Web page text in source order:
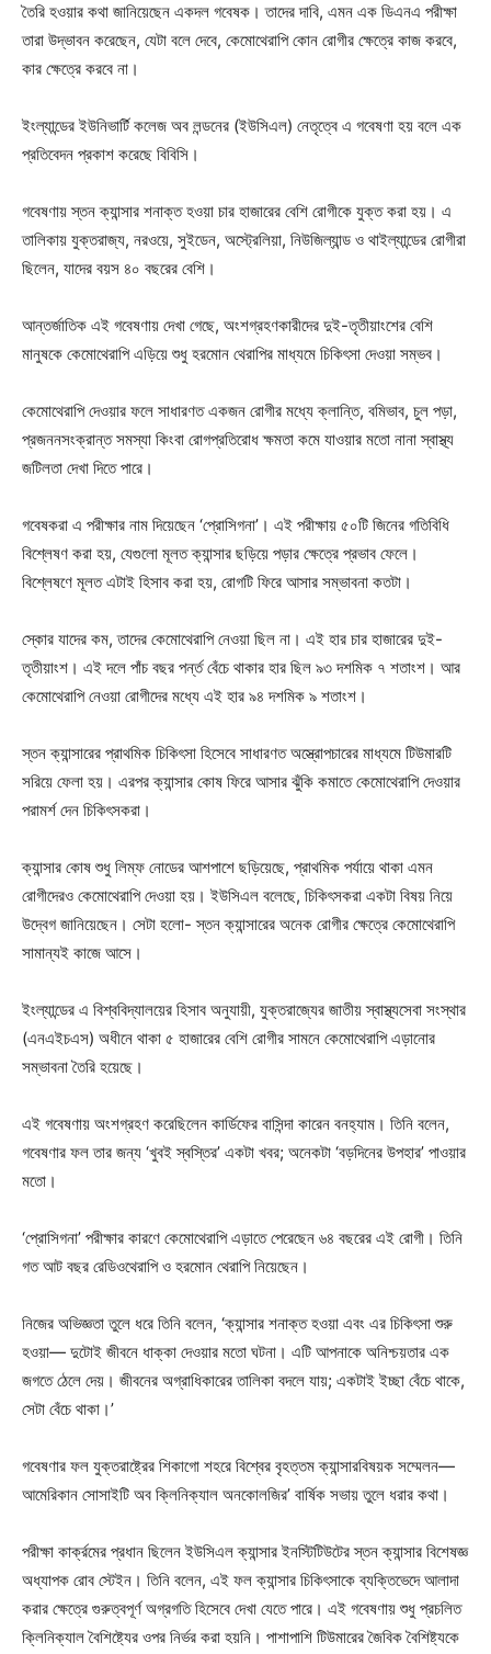
তৈরি হওয়ার কথা জানিয়েছেন একদল গবেষক। তাদের দাবি, এমন এক ডিএনএ পরীক্ষা
তারা উদ্ভাবন করেছেন, যেটা বলে দেবে, কেমোথেরাপি কোন রোগীর ক্ষেত্রে কাজ করবে,
কার ক্ষেত্রে করবে না।
ইংল্যান্ডের ইউনিভার্টি কলেজ অব লন্ডনের (ইউসিএল) নেতৃত্বে এ গবেষণা হয় বলে এক
প্রতিবেদন প্রকাশ করেছে বিবিসি।
গবেষণায় স্তন ক্যান্সার শনাক্ত হওয়া চার হাজারের বেশি রোগীকে যুক্ত করা হয়। এ
তালিকায় যুক্তরাজ্য, নরওয়ে, সুইডেন, অস্ট্রেলিয়া, নিউজিল্যান্ড ও থাইল্যান্ডের রোগীরা
ছিলেন, যাদের বয়স ৪০ বছরের বেশি।
আন্তর্জাতিক এই গবেষণায় দেখা গেছে, অংশগ্রহণকারীদের দুই-তৃতীয়াংশের বেশি
মানুষকে কেমোথেরাপি এড়িয়ে শুধু হরমোন থেরাপির মাধ্যমে চিকিৎসা দেওয়া সম্ভব।
কেমোথেরাপি দেওয়ার ফলে সাধারণত একজন রোগীর মধ্যে ক্লান্তি, বমিভাব, চুল পড়া,
প্রজননসংক্রান্ত সমস্যা কিংবা রোগপ্রতিরোধ ক্ষমতা কমে যাওয়ার মতো নানা স্বাস্থ্য
জটিলতা দেখা দিতে পারে।
গবেষকরা এ পরীক্ষার নাম দিয়েছেন ‘প্রোসিগনা’। এই পরীক্ষায় ৫০টি জিনের গতিবিধি
বিশ্লেষণ করা হয়, যেগুলো মূলত ক্যান্সার ছড়িয়ে পড়ার ক্ষেত্রে প্রভাব ফেলে।
বিশ্লেষণে মূলত এটাই হিসাব করা হয়, রোগটি ফিরে আসার সম্ভাবনা কতটা।
স্কোর যাদের কম, তাদের কেমোথেরাপি নেওয়া ছিল না। এই হার চার হাজারের দুই-
তৃতীয়াংশ। এই দলে পাঁচ বছর পর্ন্ত বেঁচে থাকার হার ছিল ৯৩ দশমিক ৭ শতাংশ। আর
কেমোথেরাপি নেওয়া রোগীদের মধ্যে এই হার ৯৪ দশমিক ৯ শতাংশ।
স্তন ক্যান্সারের প্রাথমিক চিকিৎসা হিসেবে সাধারণত অস্ত্রোপচারের মাধ্যমে টিউমারটি
সরিয়ে ফেলা হয়। এরপর ক্যান্সার কোষ ফিরে আসার ঝুঁকি কমাতে কেমোথেরাপি দেওয়ার
পরামর্শ দেন চিকিৎসকরা।
ক্যান্সার কোষ শুধু লিম্ফ নোডের আশপাশে ছড়িয়েছে, প্রাথমিক পর্যায়ে থাকা এমন
রোগীদেরও কেমোথেরাপি দেওয়া হয়। ইউসিএল বলেছে, চিকিৎসকরা একটা বিষয় নিয়ে
উদ্বেগ জানিয়েছেন। সেটা হলো- স্তন ক্যান্সারের অনেক রোগীর ক্ষেত্রে কেমোথেরাপি
সামান্যই কাজে আসে।
ইংল্যান্ডের এ বিশ্ববিদ্যালয়ের হিসাব অনুযায়ী, যুক্তরাজ্যের জাতীয় স্বাস্থ্যসেবা সংস্থার
(এনএইচএস) অধীনে থাকা ৫ হাজারের বেশি রোগীর সামনে কেমোথেরাপি এড়ানোর
সম্ভাবনা তৈরি হয়েছে।
এই গবেষণায় অংশগ্রহণ করেছিলেন কার্ডিফের বাসিন্দা কারেন বনহ্যাম। তিনি বলেন,
গবেষণার ফল তার জন্য ‘খুবই স্বস্তির’ একটা খবর; অনেকটা ‘বড়দিনের উপহার’ পাওয়ার
মতো।
‘প্রোসিগনা’ পরীক্ষার কারণে কেমোথেরাপি এড়াতে পেরেছেন ৬৪ বছরের এই রোগী। তিনি
গত আট বছর রেডিওথেরাপি ও হরমোন থেরাপি নিয়েছেন।
নিজের অভিজ্ঞতা তুলে ধরে তিনি বলেন, ‘ক্যান্সার শনাক্ত হওয়া এবং এর চিকিৎসা শুরু
হওয়া— দুটোই জীবনে ধাক্কা দেওয়ার মতো ঘটনা। এটি আপনাকে অনিশ্চয়তার এক
জগতে ঠেলে দেয়। জীবনের অগ্রাধিকারের তালিকা বদলে যায়; একটাই ইচ্ছা বেঁচে থাকে,
সেটা বেঁচে থাকা।’
গবেষণার ফল যুক্তরাষ্ট্রের শিকাগো শহরে বিশ্বের বৃহত্তম ক্যান্সারবিষয়ক সম্মেলন—
আমেরিকান সোসাইটি অব ক্লিনিক্যাল অনকোলজির’ বার্ষিক সভায় তুলে ধরার কথা।
পরীক্ষা কার্ক্রমের প্রধান ছিলেন ইউসিএল ক্যান্সার ইনস্টিটিউটের স্তন ক্যান্সার বিশেষজ্ঞ
অধ্যাপক রোব স্টেইন। তিনি বলেন, এই ফল ক্যান্সার চিকিৎসাকে ব্যক্তিভেদে আলাদা
করার ক্ষেত্রে গুরুত্বপূর্ণ অগ্রগতি হিসেবে দেখা যেতে পারে। এই গবেষণায় শুধু প্রচলিত
ক্লিনিক্যাল বৈশিষ্ট্যের ওপর নির্ভর করা হয়নি। পাশাপাশি টিউমারের জৈবিক বৈশিষ্ট্যকে